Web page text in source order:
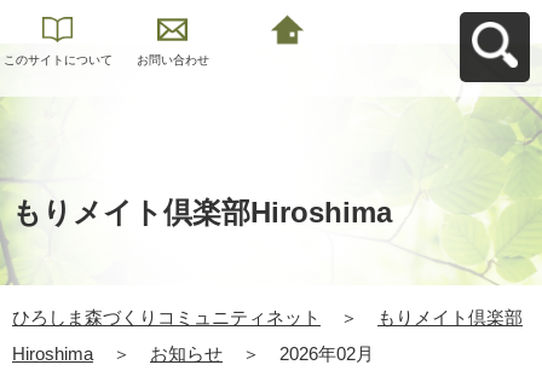
このサイトについて お問い合わせ
もりメイト倶楽部Hiroshima
ひろしま森づくりコミュニティネット ＞
もりメイト倶楽部
Hiroshima
＞ お知らせ ＞ 2026年02月